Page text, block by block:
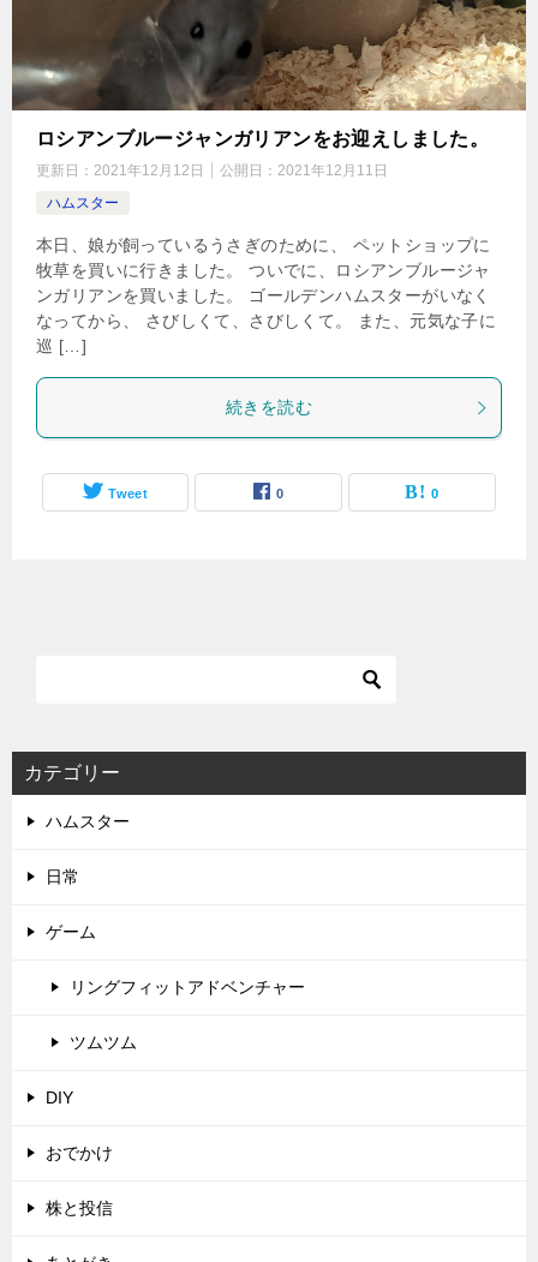
ロシアンブルージャンガリアンをお迎えしました。
更新日： 2021年12月12日 公開日： 2021年12月11日
ハムスター
本日、娘が飼っているうさぎのために、 ペットショップに
牧草を買いに行きました。 ついでに、ロシアンブルージャ
ンガリアンを買いました。 ゴールデンハムスターがいなく
なってから、 さびしくて、さびしくて。 また、元気な子に
巡 […]
続きを読む
Tweet 0 0
カテゴリー
ハムスター
日常
ゲーム
リングフィットアドベンチャー
ツムツム
DIY
おでかけ
株と投信